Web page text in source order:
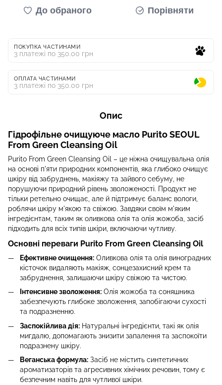
До обраного Порівняти
ПОКУПКА ЧАСТИНАМИ
3 платежі по 350.00 грн
ОПЛАТА ЧАСТИНАМИ
3 платежі по 350.00 грн
Опис
Гідрофільне очищуюче масло Purito SEOUL
From Green Cleansing Oil
Purito From Green Cleansing Oil – це ніжна очищувальна олія
на основі п'яти природних компонентів, яка глибоко очищує
шкіру від забруднень, макіяжу та зайвого себуму, не
порушуючи природний рівень зволоженості. Продукт не
тільки ретельно очищає, але й підтримує баланс вологи,
роблячи шкіру м'якою та свіжою. Завдяки своїм м'яким
інгредієнтам, таким як оливкова олія та олія жожоба, засіб
підходить для всіх типів шкіри, включаючи чутливу.
Основні переваги Purito From Green Cleansing Oil
Ефективне очищення: Оливкова олія та олія виноградних
кісточок видаляють макіяж, сонцезахисний крем та
забруднення, залишаючи шкіру свіжою та чистою.
Інтенсивне зволоження: Олія жожоба та соняшника
забезпечують глибоке зволоження, запобігаючи сухості
та подразненню.
Заспокійлива дія: Натуральні інгредієнти, такі як олія
мигдалю, допомагають знизити запалення та заспокоїти
подразнену шкіру.
Веганська формула: Засіб не містить синтетичних
ароматизаторів та агресивних хімічних речовин, тому є
безпечним навіть для чутливої шкіри.